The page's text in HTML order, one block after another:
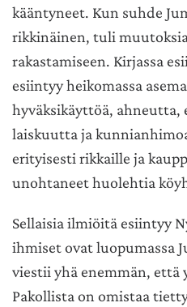
kääntyneet. Kun suhde
rikkinäinen, tuli
rakastamiseen. Kirjassa
esiintyy heikomassa
hyväksikäyttöä, ahneutta,
laiskuutta ja
erityisesti rikkaille ja
unohtaneet huolehtia
Sellaisia ilmiöitä esiintyy
ihmiset ovat luopumassa
viestii yhä enemmän, että
Pakollista on omistaa